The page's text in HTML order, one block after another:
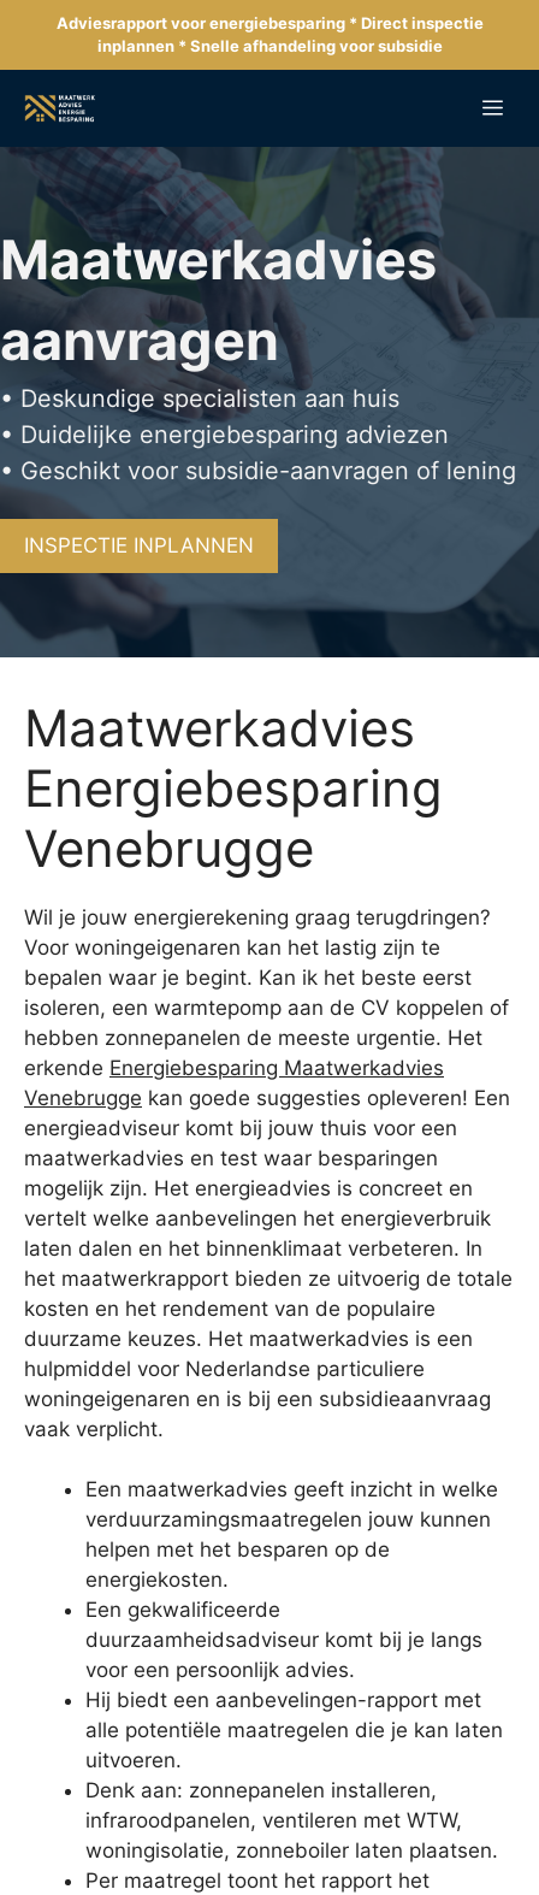
de
inhoud
Adviesrapport voor energiebesparing * Direct inspectie
inplannen * Snelle afhandeling voor subsidie
Maatwerkadvies
aanvragen
• Deskundige specialisten aan huis
• Duidelijke energiebesparing adviezen
• Geschikt voor subsidie-aanvragen of lening
INSPECTIE INPLANNEN
Maatwerkadvies
Energiebesparing
Venebrugge
Wil je jouw energierekening graag terugdringen?
Voor woningeigenaren kan het lastig zijn te
bepalen waar je begint. Kan ik het beste eerst
isoleren, een warmtepomp aan de CV koppelen of
hebben zonnepanelen de meeste urgentie. Het
erkende Energiebesparing Maatwerkadvies
Venebrugge kan goede suggesties opleveren! Een
energieadviseur komt bij jouw thuis voor een
maatwerkadvies en test waar besparingen
mogelijk zijn. Het energieadvies is concreet en
vertelt welke aanbevelingen het energieverbruik
laten dalen en het binnenklimaat verbeteren. In
het maatwerkrapport bieden ze uitvoerig de totale
kosten en het rendement van de populaire
duurzame keuzes. Het maatwerkadvies is een
hulpmiddel voor Nederlandse particuliere
woningeigenaren en is bij een subsidieaanvraag
vaak verplicht.
Een maatwerkadvies geeft inzicht in welke
verduurzamingsmaatregelen jouw kunnen
helpen met het besparen op de
energiekosten.
Een gekwalificeerde
duurzaamheidsadviseur komt bij je langs
voor een persoonlijk advies.
Hij biedt een aanbevelingen-rapport met
alle potentiële maatregelen die je kan laten
uitvoeren.
Denk aan: zonnepanelen installeren,
infraroodpanelen, ventileren met WTW,
woningisolatie, zonneboiler laten plaatsen.
Per maatregel toont het rapport het